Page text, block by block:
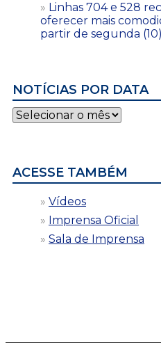
Linhas 704 e 528
oferecer mais
partir de segunda (10)
NOTÍCIAS POR DATA
Notícias
por
ACESSE TAMBÉM
Vídeos
Imprensa Oficial
Sala de Imprensa